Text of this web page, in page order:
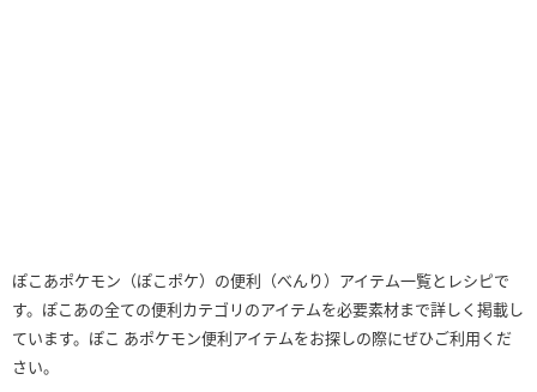
ぽこあポケモン（ぽこポケ）の便利（べんり）アイテム一覧とレシピで
す。ぽこあの全ての便利カテゴリのアイテムを必要素材まで詳しく掲載し
ています。ぽこ あポケモン便利アイテムをお探しの際にぜひご利用くだ
さい。